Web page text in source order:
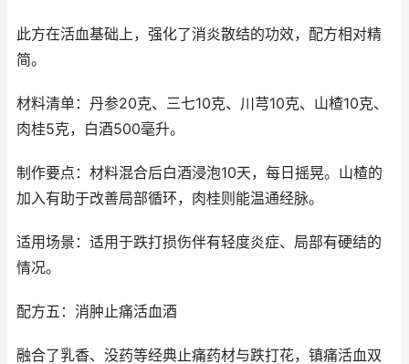
此方在活血基础上，强化了消炎散结的功效，配方相对精
简。
材料清单：丹参20克、三七10克、川芎10克、山楂10克、
肉桂5克，白酒500毫升。
制作要点：材料混合后白酒浸泡10天，每日摇晃。山楂的
加入有助于改善局部循环，肉桂则能温通经脉。
适用场景：适用于跌打损伤伴有轻度炎症、局部有硬结的
情况。
配方五：消肿止痛活血酒
融合了乳香、没药等经典止痛药材与跌打花，镇痛活血双